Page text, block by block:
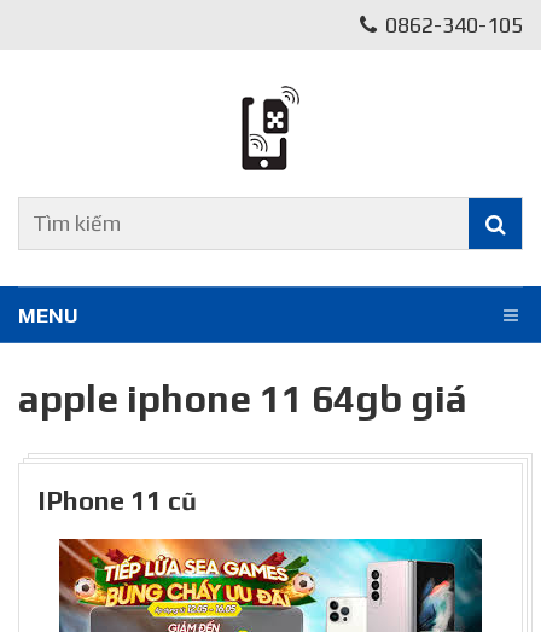
0862-340-105
MENU
apple iphone 11 64gb giá
IPhone 11 cũ